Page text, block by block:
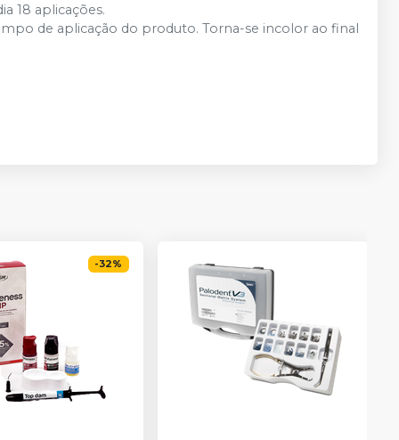
18 aplicações.
de aplicação do produto. Torna-se incolor ao final
-32%